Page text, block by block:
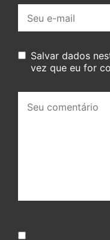
mail:
Salvar dados
vez que eu for
comentário: